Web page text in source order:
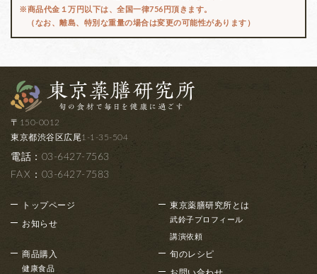
※商品代金１万円以下は、全国一律756円頂きます。
（なお、離島、特別な重量の場合は変更の可能性があります）
〒150-0012
東京都渋谷区広尾1-1-35-504
電話：03-6427-7563
FAX ：03-6427-7583
トップページ
お知らせ
東京薬膳研究所とは
武鈴子プロフィール
講演依頼
商品購入
健康食品
旬のレシピ